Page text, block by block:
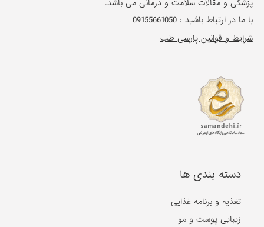
پزشکی و مقالات سلامت و درمانی می باشد.
با ما در ارتباط باشید :09155661050
شرایط و قوانین پارسی طب
دسته بندی ها
تغذیه و برنامه غذایی
زیبایی پوست و مو